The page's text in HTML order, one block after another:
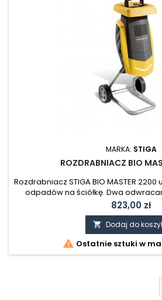
MARKA: STIGA
ROZDRABNIACZ BIO
Rozdrabniacz STIGA BIO MASTER
odpadów na ściółkę. Dwa
cięcie gałęzi o średnicy do 40 mm
można następnie wykorzystać w
MASTER 2200 to elektryczny
silnikiem o mocy 2200 W. Jest łatwy
kompaktowy i
Cena
823,00 zł
 Dodaj do
 Ostatnie sztuki w